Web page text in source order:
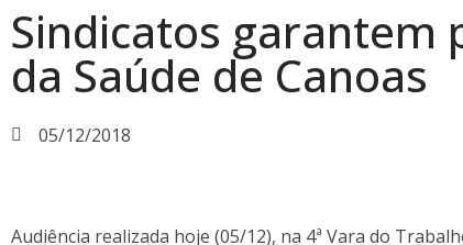
Sindicatos garantem
da Saúde de Canoas
05/12/2018
Audiência realizada hoje (05/12), na 4ª Vara do